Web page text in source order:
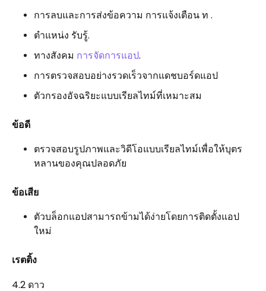
การลบและการส่งข้อความ การแจ้งเตือน ท .
ตำแหน่ง รับรู้.
ทางสังคม การจัดการแอป.
การตรวจสอบอย่างรวดเร็วจากแดชบอร์ดแอป
ตัวกรองอัจฉริยะแบบเรียลไทม์ที่เหมาะสม
ข้อดี
ตรวจสอบรูปภาพและวิดีโอแบบเรียลไทม์เพื่อให้บุตร
หลานของคุณปลอดภัย
ข้อเสีย
ตัวบล็อกแอปสามารถข้ามได้ง่ายโดยการติดตั้งแอป
ใหม่
เรตติ้ง
4.2 ดาว